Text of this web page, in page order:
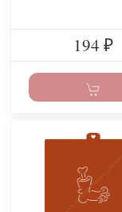
194 ₽